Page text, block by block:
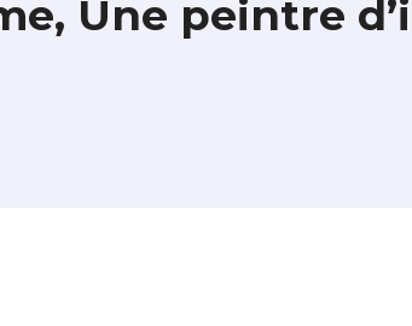
Une peintre